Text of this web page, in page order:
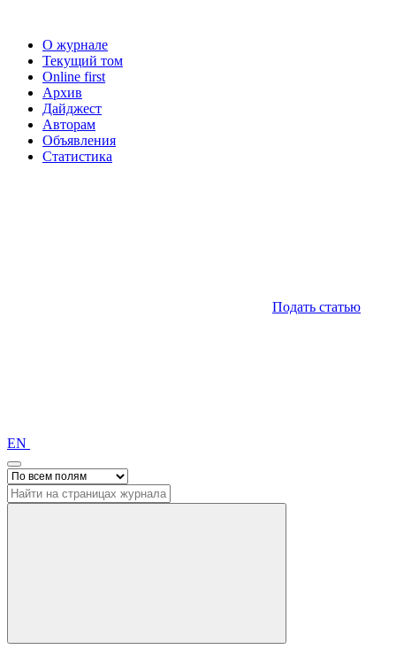
О журнале
Текущий том
Online first
Архив
Дайджест
Авторам
Объявления
Статистика
Подать статью
EN